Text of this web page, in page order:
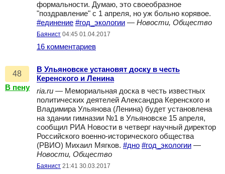
формальности. Думаю, это своеобразное
"поздравление" с 1 апреля, но уж больно корявое.
#единение #год_экологии — Новости, Общество
Баянист 04:45 01.04.2017
16 комментариев
48
В пену
В Ульяновске установят доску в честь
Керенского и Ленина
ria.ru — Мемориальная доска в честь известных
политических деятелей Александра Керенского и
Владимира Ульянова (Ленина) будет установлена
на здании гимназии №1 в Ульяновске 15 апреля,
сообщил РИА Новости в четверг научный директор
Российского военно-исторического общества
(РВИО) Михаил Мягков. #дно #год_экологии —
Новости, Общество
Баянист 21:41 30.03.2017